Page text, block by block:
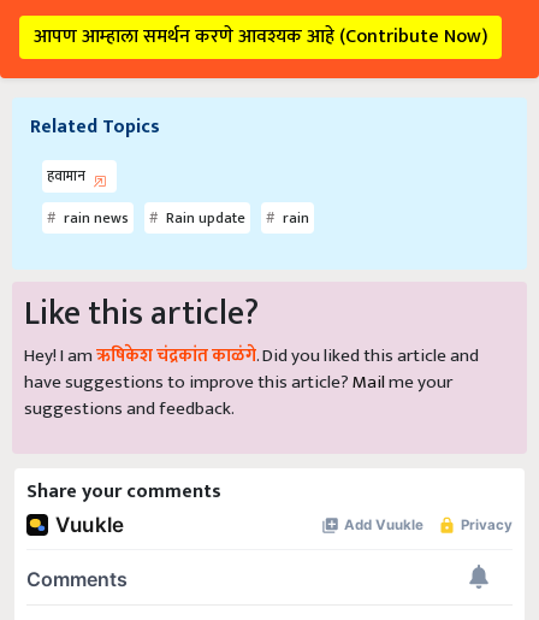
आपण आम्हाला समर्थन करणे आवश्यक आहे (Contribute Now)
Related Topics
हवामान
rain news
Rain update rain
Like this article?
Hey! I amऋषिकेश चंद्रकांत काळंगे. Did you liked this article and
have suggestions to improve this article?Mailme your
suggestions and feedback.
Share your comments